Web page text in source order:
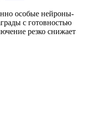
особые нейроны-
с готовностью
резко снижает